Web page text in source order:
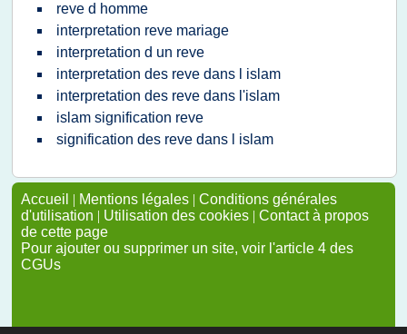
reve d homme
interpretation reve mariage
interpretation d un reve
interpretation des reve dans l islam
interpretation des reve dans l'islam
islam signification reve
signification des reve dans l islam
Accueil | Mentions légales | Conditions générales
d'utilisation | Utilisation des cookies | Contact à propos
de cette page
Pour ajouter ou supprimer un site, voir l'article 4 des
CGUs